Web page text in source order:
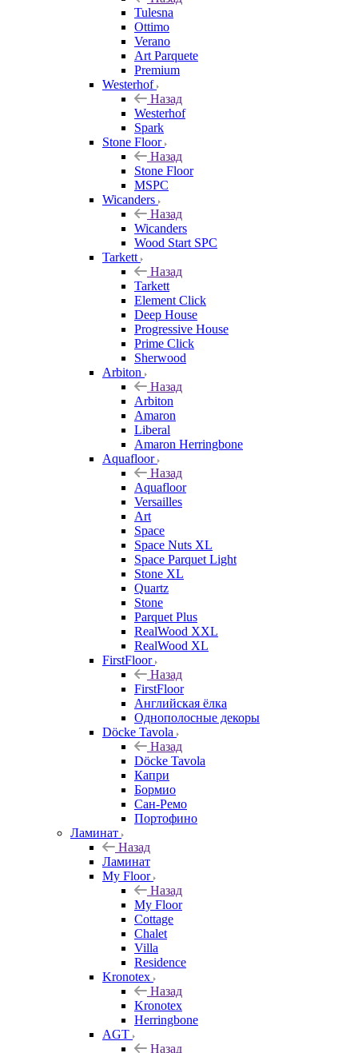
Tulesna
Ottimo
Verano
Art Parquete
Premium
Westerhof
Назад
Westerhof
Spark
Stone Floor
Назад
Stone Floor
MSPC
Wicanders
Назад
Wicanders
Wood Start SPC
Tarkett
Назад
Tarkett
Element Click
Deep House
Progressive House
Prime Click
Sherwood
Arbiton
Назад
Arbiton
Amaron
Liberal
Amaron Herringbone
Aquafloor
Назад
Aquafloor
Versailles
Art
Space
Space Nuts XL
Space Parquet Light
Stone XL
Quartz
Stone
Parquet Plus
RealWood XXL
RealWood XL
FirstFloor
Назад
FirstFloor
Английская ёлка
Однополосные декоры
Döcke Tavola
Назад
Döcke Tavola
Капри
Бормио
Сан-Ремо
Портофино
Ламинат
Назад
Ламинат
My Floor
Назад
My Floor
Cottage
Chalet
Villa
Residence
Kronotex
Назад
Kronotex
Herringbone
AGT
Назад